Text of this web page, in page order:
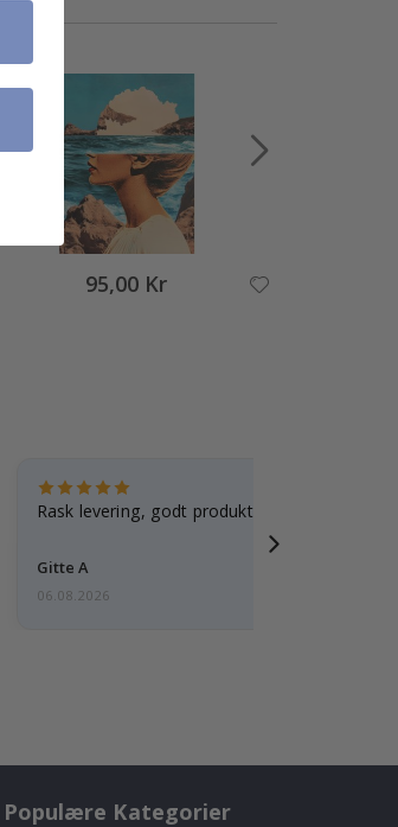
95,00 Kr
Rask levering, godt produkt
Gitte A
06.08.2026
Populære Kategorier